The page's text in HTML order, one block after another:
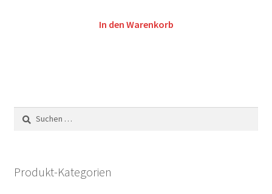
In den Warenkorb
Suchen
nach:
Produkt-Kategorien